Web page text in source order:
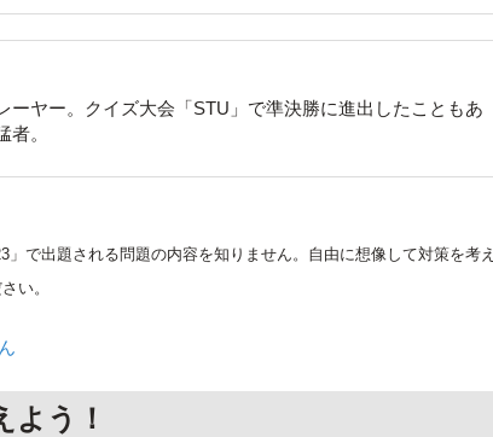
ーヤー。クイズ大会「STU」で準決勝に進出したこともあ
者。
」で出題される問題の内容を知りません。自由に想像して対策を考え
い。
よう！